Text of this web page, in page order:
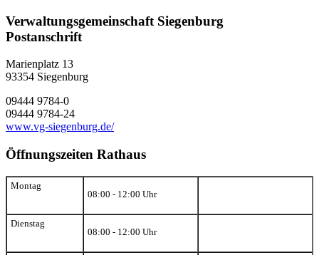
Verwaltungsgemeinschaft Siegenburg
Postanschrift
Marienplatz 13
93354 Siegenburg
09444 9784-0
09444 9784-24
www.vg-siegenburg.de/
Öffnungszeiten Rathaus
Montag
08:00 - 12:00 Uhr
Dienstag
08:00 - 12:00 Uhr